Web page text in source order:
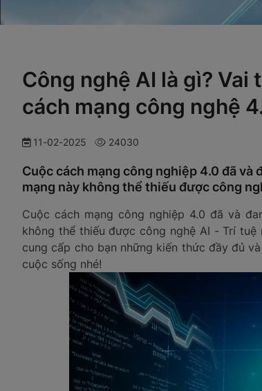
Công nghệ AI là gì?
cách mạng công nghệ
11-02-2025 24030
Cuộc cách mạng công nghiệp 4.0 đã
mạng này không thể thiếu được công
Cuộc cách mạng công nghiệp 4.0 đã và
không thể thiếu được công nghệ AI - Trí
cung cấp cho bạn những kiến thức đầy đủ
cuộc sống nhé!